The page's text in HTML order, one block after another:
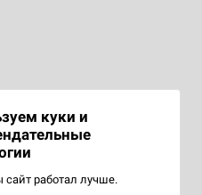
куки и
сайт работал лучше.